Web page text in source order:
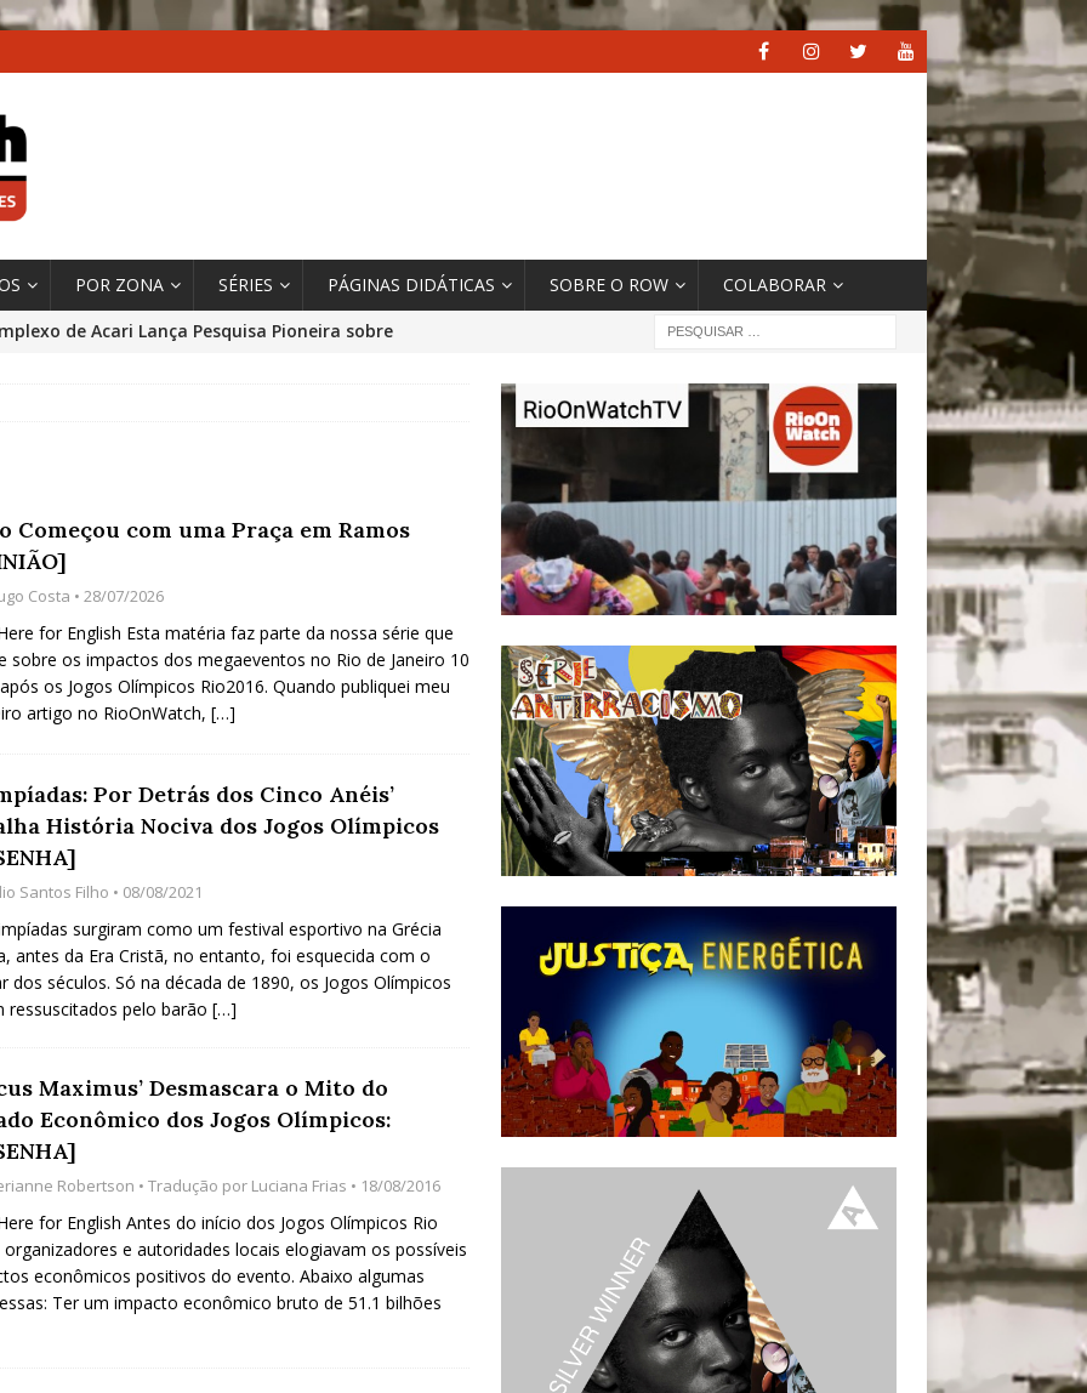
POR ZONA SÉRIES PÁGINAS DIDÁTICAS SOBRE O ROW COLABORAR
de Acari Lança Pesquisa Pioneira sobre
Cidades
*DESTAQUE
Começou com uma Praça em Ramos [OPINIÃO]
Agroecológico com os Povos das Águas Reúne
e Inauguração da Feira da Praia do Remanso
Fluminenses, Cronicamente Abandonados,
Nova Via Mobilidade 10 Anos Após Rio2016
Começou com uma Praça em Ramos
Costa • 28/07/2026
for English Esta matéria faz parte da nossa série que
sobre os impactos dos megaeventos no Rio de Janeiro 10
os Jogos Olímpicos Rio2016. Quando publiquei meu
artigo no RioOnWatch, […]
Por Detrás dos Cinco Anéis’
História Nociva dos Jogos Olímpicos
Santos Filho • 08/08/2021
surgiram como um festival esportivo na Grécia
antes da Era Cristã, no entanto, foi esquecida com o
dos séculos. Só na década de 1890, os Jogos Olímpicos
ressuscitados pelo barão […]
Maximus’ Desmascara o Mito do
Econômico dos Jogos Olímpicos:
Robertson • Tradução por Luciana Frias • 18/08/2016
for English Antes do início dos Jogos Olímpicos Rio
organizadores e autoridades locais elogiavam os possíveis
econômicos positivos do evento. Abaixo algumas
Ter um impacto econômico bruto de 51.1 bilhões